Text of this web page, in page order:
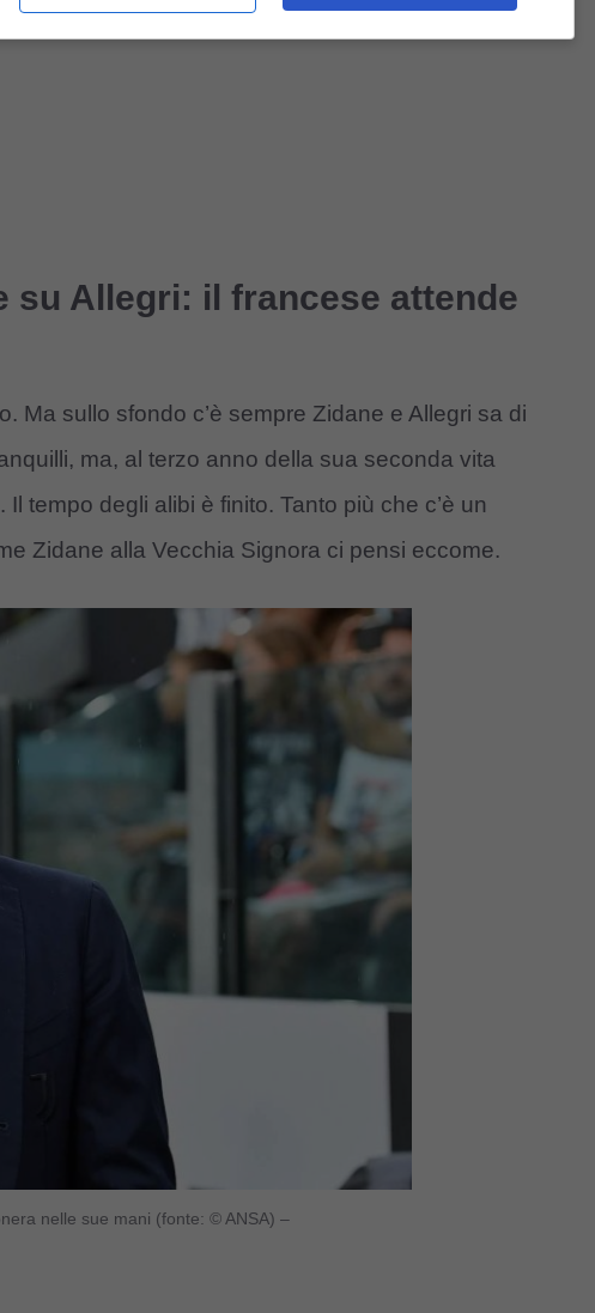
su Allegri: il francese attende
Ma sullo sfondo c’è sempre Zidane e Allegri sa di
ma, al terzo anno della sua seconda vita
tempo degli alibi è finito. Tanto più che c’è un
Zidane alla Vecchia Signora ci pensi eccome.
nelle sue mani (fonte: © ANSA) –